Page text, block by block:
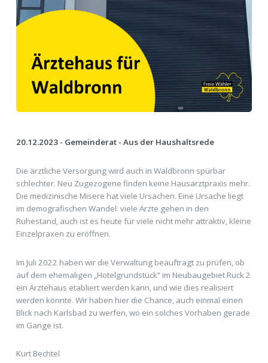
20.12.2023 - Gemeinderat - Aus der Haushaltsrede
Die ärztliche Versorgung wird auch in Waldbronn spürbar
schlechter. Neu Zugezogene finden keine Hausarztpraxis mehr.
Die medizinische Misere hat viele Ursachen. Eine Ursache liegt
im demografischen Wandel: viele Ärzte gehen in den
Ruhestand, auch ist es heute für viele nicht mehr attraktiv, kleine
Einzelpraxen zu eröffnen.
Im Juli 2022 haben wir die Verwaltung beauftragt zu prüfen, ob
auf dem ehemaligen „Hotelgrundstück“ im Neubaugebiet Rück 2
ein Ärztehaus etabliert werden kann, und wie dies realisiert
werden könnte. Wir haben hier die Chance, auch einmal einen
Blick nach Karlsbad zu werfen, wo ein solches Vorhaben gerade
im Gange ist.
Kurt Bechtel